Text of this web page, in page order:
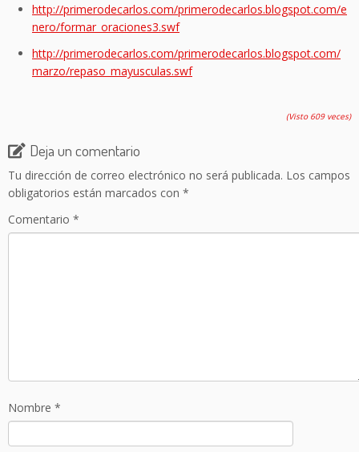
http://primerodecarlos.com/primerodecarlos.blogspot.com/e
nero/formar_oraciones3.swf
http://primerodecarlos.com/primerodecarlos.blogspot.com/
marzo/repaso_mayusculas.swf
(Visto 609 veces)
Deja un comentario
Tu dirección de correo electrónico no será publicada. Los campos
obligatorios están marcados con *
Comentario *
Nombre *